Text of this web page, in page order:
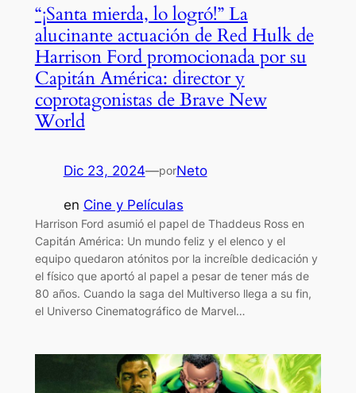
“¡Santa mierda, lo logró!” La
alucinante actuación de Red Hulk de
Harrison Ford promocionada por su
Capitán América: director y
coprotagonistas de Brave New
World
Dic 23, 2024—porNeto
en Cine y Películas
Harrison Ford asumió el papel de Thaddeus Ross en
Capitán América: Un mundo feliz y el elenco y el
equipo quedaron atónitos por la increíble dedicación y
el físico que aportó al papel a pesar de tener más de
80 años. Cuando la saga del Multiverso llega a su fin,
el Universo Cinematográfico de Marvel…